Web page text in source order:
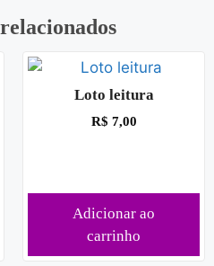
Loto leitura
R$ 7,00
Adicionar ao
carrinho